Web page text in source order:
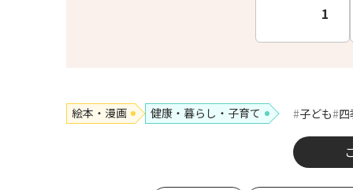
1
絵本・漫画 健康・暮らし・子育て 子ども 四